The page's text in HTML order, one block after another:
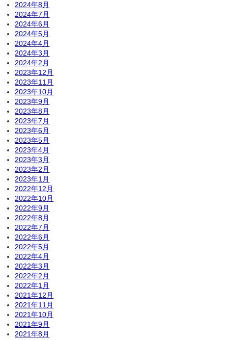
2024年8月
2024年7月
2024年6月
2024年5月
2024年4月
2024年3月
2024年2月
2023年12月
2023年11月
2023年10月
2023年9月
2023年8月
2023年7月
2023年6月
2023年5月
2023年4月
2023年3月
2023年2月
2023年1月
2022年12月
2022年10月
2022年9月
2022年8月
2022年7月
2022年6月
2022年5月
2022年4月
2022年3月
2022年2月
2022年1月
2021年12月
2021年11月
2021年10月
2021年9月
2021年8月